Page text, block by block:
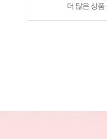
더 많은 상